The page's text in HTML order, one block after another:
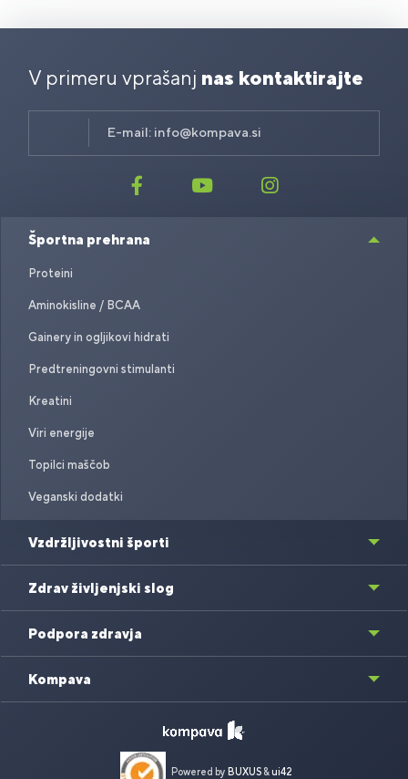
V primeru vprašanj nas kontaktirajte
E-mail: info@kompava.si
Športna prehrana
Proteini
Aminokisline / BCAA
Gainery in ogljikovi hidrati
Predtreningovni stimulanti
Kreatini
Viri energije
Topilci maščob
Veganski dodatki
Vzdržljivostni športi
Zdrav življenjski slog
Podpora zdravja
Kompava
Powered by BUXUS&ui42